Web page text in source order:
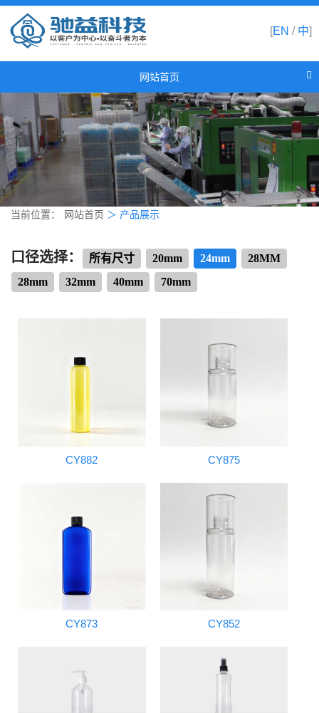
[EN / 中]
网站首页
网站首页
关于驰益
产品展示
新闻资讯
合作伙伴
当前位置： 网站首页 ＞ 产品展示
口径选择： 所有尺寸 20mm 24mm
28MM
28mm
32mm 40mm 70mm
CY882 CY875
CY873 CY852